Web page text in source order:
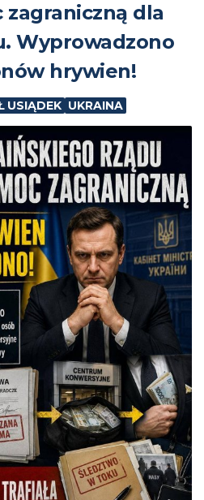
zagraniczną dla
Wyprowadzono
hrywien!
USIĄDEK UKRAINA